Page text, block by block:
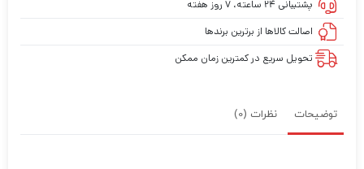
پشتیبانی ۲۴ ساعته، ۷ روز هفته
اصالت کالاها از برترین برندها
تحویل سریع در کمترین زمان ممکن
توضیحات نظرات (0)